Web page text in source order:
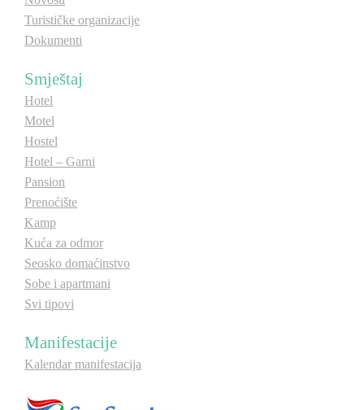
Video
Otkrij Srpsku
Turističke organizacije
Dokumenti
Smještaj
Hotel
Motel
Hostel
Hotel – Garni
Pansion
Prenoćište
Kamp
Kuća za odmor
Seosko domaćinstvo
Sobe i apartmani
Svi tipovi
Manifestacije
Kalendar manifestacija